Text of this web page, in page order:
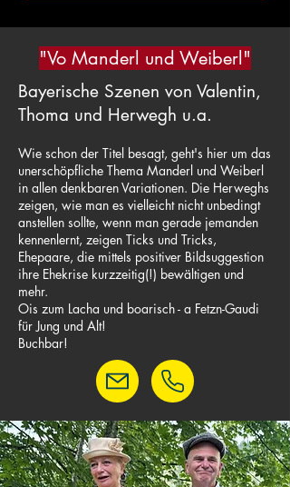
"Vo Manderl und Weiberl"
Bayerische Szenen von Valentin,
Thoma und Herwegh u.a.
Wie schon der Titel besagt, geht's hier um das
unerschöpfliche Thema Manderl und Weiberl
in allen denkbaren Variationen. Die Herweghs
zeigen, wie man es vielleicht nicht unbedingt
anstellen sollte, wenn man gerade jemanden
kennenlernt, zeigen Ticks und Tricks,
Ehepaare, die mittels positiver Bildsuggestion
ihre Ehekrise kurzzeitig(!) bewältigen und
mehr.
Ois zum Lacha und boarisch - a Fetzn-Gaudi
für Jung und Alt!
Buchbar!